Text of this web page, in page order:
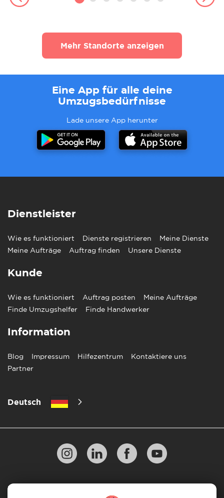
Mehr Standorte anzeigen
Eine App für alle deine
Umzugsbedürfnisse
Lade unsere App herunter
Dienstleister
Wie es funktioniert Dienste registrieren
Meine Dienste
Meine Aufträge
Auftrag finden Unsere Dienste
Kunde
Wie es funktioniert Auftrag posten
Meine Aufträge
Finde Umzugshelfer
Finde Handwerker
Information
Blog Impressum Hilfezentrum
Kontaktiere uns
Partner
Deutsch
Datenschutzbestimmungen